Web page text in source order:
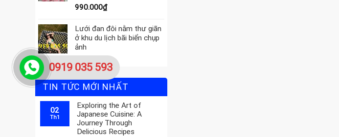
990.000₫
Lưới đan đôi nằm thư giãn
ở khu du lịch bãi biển chụp
ảnh
TIN TỨC MỚI NHẤT
02
Th1
Exploring the Art of
Japanese Cuisine: A
Journey Through
Delicious Recipes
0919 035 593